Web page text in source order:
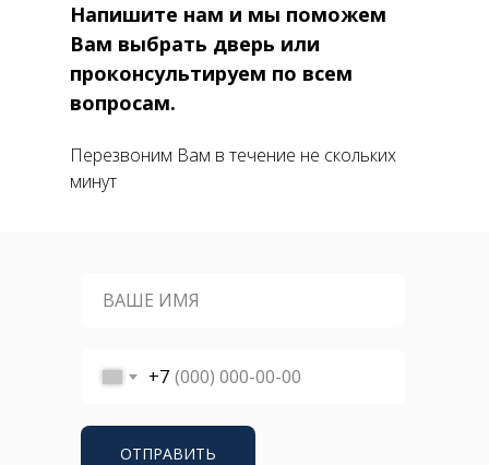
+7
ОТПРАВИТЬ
Напишите нам и мы поможем
Вам выбрать дверь или
проконсультируем по всем
вопросам.
Перезвоним Вам в течение не скольких
минут